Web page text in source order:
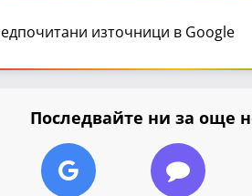
източници в Google
Последвайте ни за още